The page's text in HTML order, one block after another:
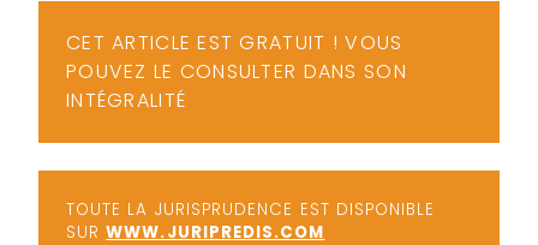
CET ARTICLE EST GRATUIT ! VOUS
POUVEZ LE CONSULTER DANS SON
INTÉGRALITÉ
TOUTE LA JURISPRUDENCE EST DISPONIBLE
SURWWW.JURIPREDIS.COM